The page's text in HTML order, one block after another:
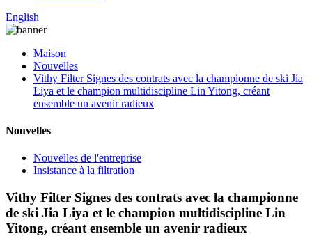
English
Maison
Nouvelles
Vithy Filter Signes des contrats avec la championne de ski Jia
Liya et le champion multidiscipline Lin Yitong, créant
ensemble un avenir radieux
Nouvelles
Nouvelles de l'entreprise
Insistance à la filtration
Vithy Filter Signes des contrats avec la championne
de ski Jia Liya et le champion multidiscipline Lin
Yitong, créant ensemble un avenir radieux